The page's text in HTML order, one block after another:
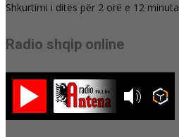
Shkurtimi i ditës për 2 orë e 12 minuta
Radio shqip online